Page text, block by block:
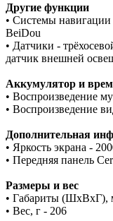
Другие функции
• Системы
BeiDou
• Датчики -
датчик внешней
Аккумулятор и
• Воспроизведение
• Воспроизведение
Дополнительная
• Яркость экрана -
• Передняя панель
Размеры и вес
• Габариты (ШxВxГ),
• Вес, г - 206